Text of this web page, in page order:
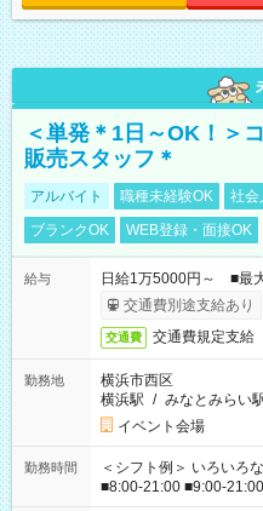
＜単発＊1日～OK！＞
販売スタッフ＊
アルバイト 職種未経験OK 社会
ブランクOK
WEB登録・面接OK
給与
日給1万5000円～ ■最
交通費別途支給あり
交通費 交通費規定支給
勤務地
横浜市西区
横浜駅 / みなとみらい
イベント会場
勤務時間
＜シフト例＞ いろいろ
■8:00-21:00 ■9:00-